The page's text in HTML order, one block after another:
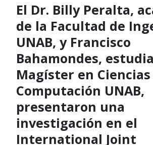
El Dr. Billy Peralta,
de la Facultad de
UNAB, y Francisco
Bahamondes,
Magíster en
Computación UNAB,
presentaron una
investigación en el
International Joint